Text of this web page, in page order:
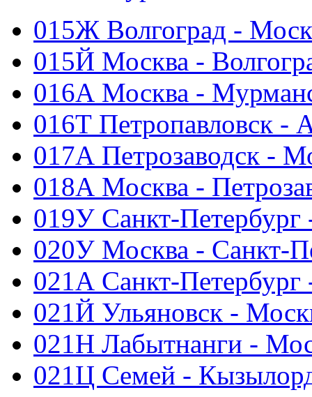
015Ж Волгоград -
015Й Москва -
016А Москва -
016Т Петропавловск -
017А Петрозаводск -
018А Москва -
019У Санкт-Петербург
020У Москва - Санкт-
021А Санкт-Петербург
021Й Ульяновск -
021Н Лабытнанги -
021Ц Семей -